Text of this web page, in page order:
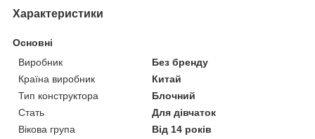
Характеристики
Основні
Виробник
Без бренду
Країна виробник
Китай
Тип конструктора
Блочний
Стать
Для дівчаток
Вікова група
Від 14 років